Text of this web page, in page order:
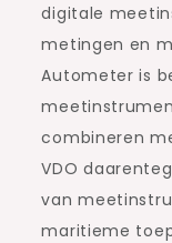
digitale
metingen en
Autometer is
combineren
VDO
van
maritieme